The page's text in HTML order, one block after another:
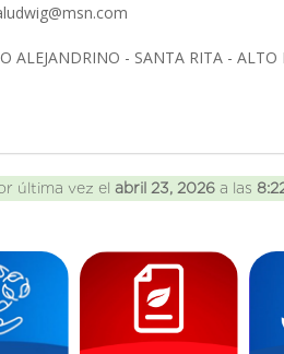
ALEJANDRINO - SANTA RITA - ALTO
última vez elabril 23, 2026 a las